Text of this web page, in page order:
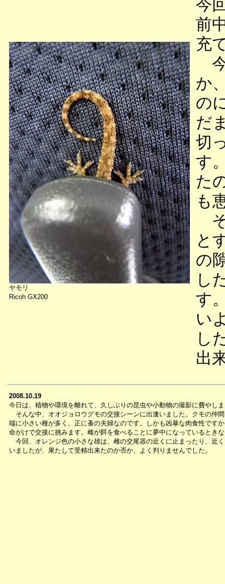
ヤモリ
Ricoh GX200
今
前
充
今
か
の
だ
切
す
た
も
と
の
し
す
い
し
出
2008.10.19
今日は、植物や環境を離れて、久しぶりの昆虫や小動物の撮影に費やし
そんな中、オオジョロウグモの交接シーンに出逢いました。クモの仲
端に小さい種が多く、正に蚤の夫婦なのです。しかも凶暴な肉食性です
命がけで交接に挑みます。雌が餌を食べることに夢中になっているとき
今回、オレンジ色の小さな雄は、雌の交尾器の近くに止まったり、近
いましたが、果たして受精出来たのか否か、よく判りませんでした。